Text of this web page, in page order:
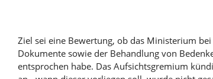
Ziel sei eine Bewertung, ob das Ministerium
Dokumente sowie der Behandlung von
entsprochen habe. Das Aufsichtsgremium